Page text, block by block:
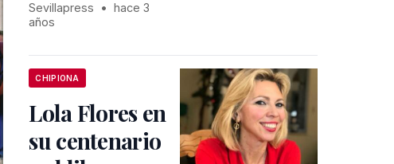
Sevillapress •
hace 3
años
CHIPIONA
Lola Flores en
su centenario